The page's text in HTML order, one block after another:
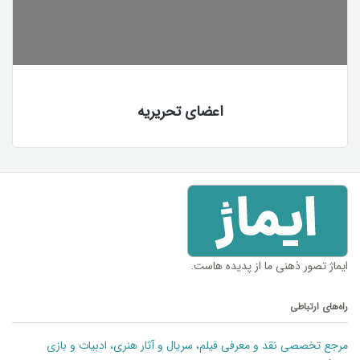
اعضای تحریریه
ایماژ تصور ذهنی ما از پدیده هاست.
راه‌های ارتباطی
مرجع تخصصی نقد و معرفی فیلم، سریال و آثار هنری، ادبیات و بازی